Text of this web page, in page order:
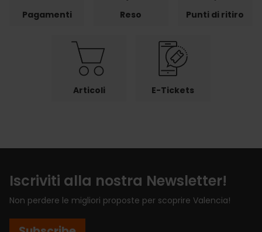
Pagamenti Reso Punti di ritiro
Articoli E-Tickets
Iscriviti alla nostra Newsletter!
Non perdere le migliori proposte per scoprire Valencia!